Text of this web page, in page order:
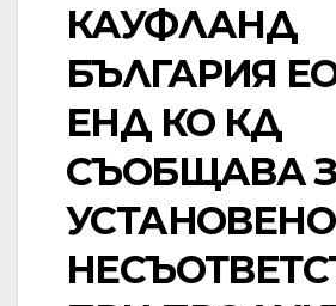
КАУФЛАНД
БЪЛГАРИЯ
ЕНД КО КД
СЪОБЩАВА
УСТАНОВЕНО